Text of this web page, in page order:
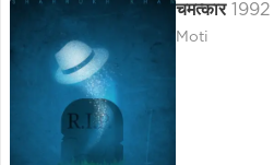
चमत्कार 1992
Moti